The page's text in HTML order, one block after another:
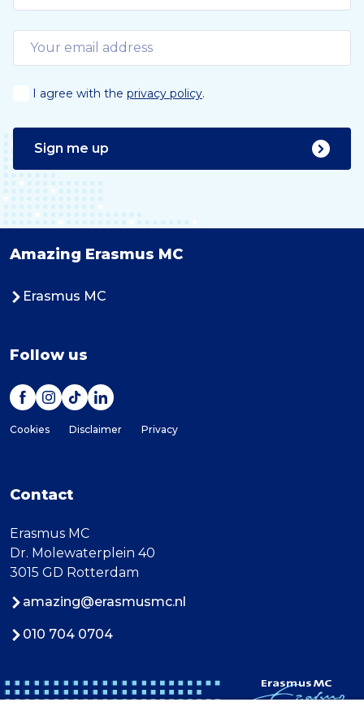
I agree with the privacy policy.
Sign me up
Amazing Erasmus MC
Erasmus MC
Follow us
Cookies Disclaimer Privacy
Contact
Erasmus MC
Dr. Molewaterplein 40
3015 GD Rotterdam
amazing@erasmusmc.nl
010 704 0704